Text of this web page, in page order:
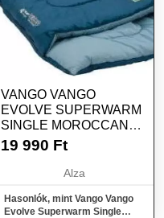
VANGO VANGO
EVOLVE SUPERWARM
SINGLE MOROCCAN
BLUE
19 990 Ft
Alza
Hasonlók, mint Vango Vango
Evolve Superwarm Single